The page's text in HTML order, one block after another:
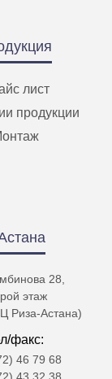
лист
продукции
28,
этаж
Риза-Астана)
факс:
46 79 68